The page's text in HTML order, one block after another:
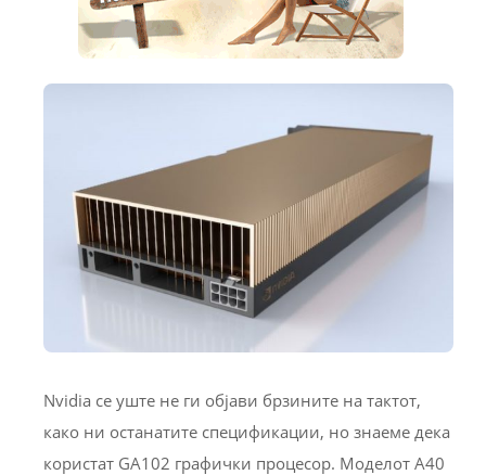
Nvidia се уште не ги објави брзините на тактот,
како ни останатите спецификации, но знаеме дека
користат GA102 графички процесор. Моделот A40